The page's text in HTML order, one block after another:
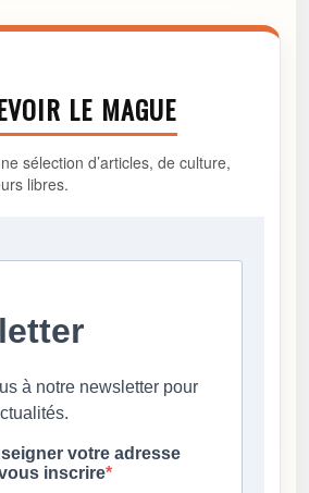
LE MAGUE
sélection d’articles, de culture,
libres.